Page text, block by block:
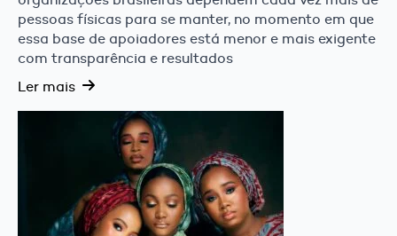
pessoas físicas para se manter, no momento em que
essa base de apoiadores está menor e mais exigente
com transparência e resultados
Ler mais